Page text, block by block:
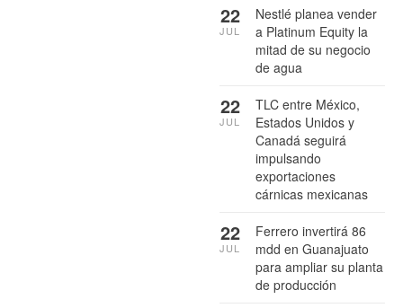
Nestlé planea vender
a Platinum Equity la
mitad de su negocio
de agua
22
JUL
TLC entre México,
Estados Unidos y
Canadá seguirá
impulsando
exportaciones
cárnicas mexicanas
22
JUL
Ferrero invertirá 86
mdd en Guanajuato
para ampliar su planta
de producción
22
JUL